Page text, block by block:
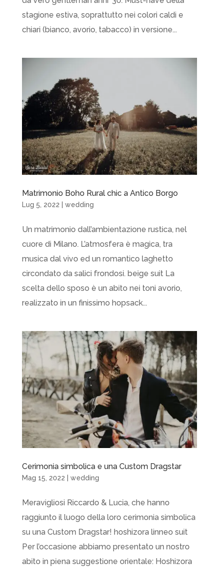
stagione estiva, soprattutto nei colori caldi e
chiari (bianco, avorio, tabacco) in versione...
Matrimonio Boho Rural chic a Antico Borgo
Lug 5, 2022 wedding
Un matrimonio dall’ambientazione rustica, nel
cuore di Milano. L’atmosfera è magica, tra
musica dal vivo ed un romantico laghetto
circondato da salici frondosi. beige suit La
scelta dello sposo è un abito nei toni avorio,
realizzato in un finissimo hopsack...
Cerimonia simbolica e una Custom Dragstar
Mag 15, 2022 wedding
Meravigliosi Riccardo & Lucia, che hanno
raggiunto il luogo della loro cerimonia simbolica
su una Custom Dragstar! hoshizora linneo suit
Per l’occasione abbiamo presentato un nostro
abito in piena suggestione orientale: Hoshizora